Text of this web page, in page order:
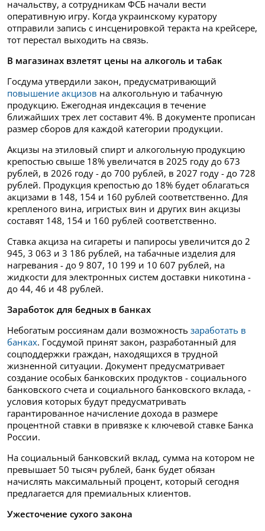
начальству, а сотрудникам ФСБ начали вести
оперативную игру. Когда украинскому куратору
отправили запись с инсценировкой теракта на крейсере,
тот перестал выходить на связь.
В магазинах взлетят цены на алкоголь и табак
Госдума утвердили закон, предусматривающий
повышение акцизов на алкогольную и табачную
продукцию. Ежегодная индексация в течение
ближайших трех лет составит 4%. В документе прописан
размер сборов для каждой категории продукции.
Акцизы на этиловый спирт и алкогольную продукцию
крепостью свыше 18% увеличатся в 2025 году до 673
рублей, в 2026 году - до 700 рублей, в 2027 году - до 728
рублей. Продукция крепостью до 18% будет облагаться
акцизами в 148, 154 и 160 рублей соответственно. Для
крепленого вина, игристых вин и других вин акцизы
составят 148, 154 и 160 рублей соответственно.
Ставка акциза на сигареты и папиросы увеличится до 2
945, 3 063 и 3 186 рублей, на табачные изделия для
нагревания - до 9 807, 10 199 и 10 607 рублей, на
жидкости для электронных систем доставки никотина -
до 44, 46 и 48 рублей.
Заработок для бедных в банках
Небогатым россиянам дали возможность заработать в
банках. Госдумой принят закон, разработанный для
соцподдержки граждан, находящихся в трудной
жизненной ситуации. Документ предусматривает
создание особых банковских продуктов - социального
банковского счета и социального банковского вклада, -
условия которых будут предусматривать
гарантированное начисление дохода в размере
процентной ставки в привязке к ключевой ставке Банка
России.
На социальный банковский вклад, сумма на котором не
превышает 50 тысяч рублей, банк будет обязан
начислять максимальный процент, который сегодня
предлагается для премиальных клиентов.
Ужесточение сухого закона